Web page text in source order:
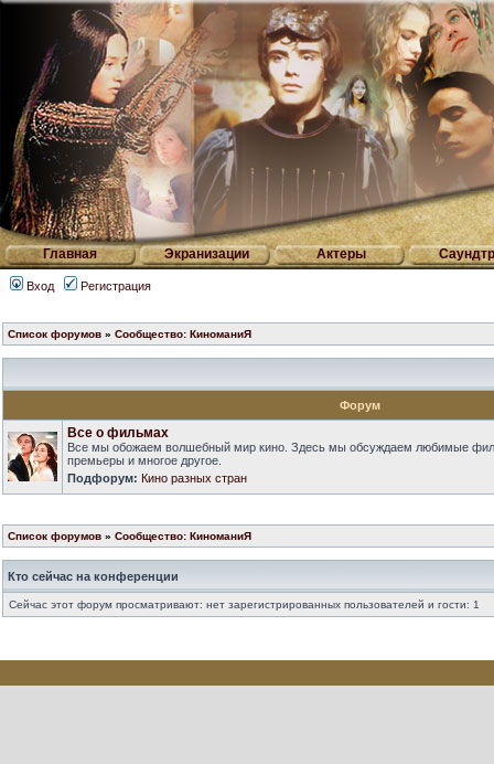
Главная Экранизации Актеры
Вход Регистрация
Список форумов » Сообщество: КиноманиЯ
Форум
Все о фильмах
Все мы обожаем волшебный мир кино. Здесь мы обсуждаем любимые
премьеры и многое другое.
Подфорум: Кино разных стран
Список форумов » Сообщество: КиноманиЯ
Кто сейчас на конференции
Сейчас этот форум просматривают: нет зарегистрированных пользователей и гости: 1